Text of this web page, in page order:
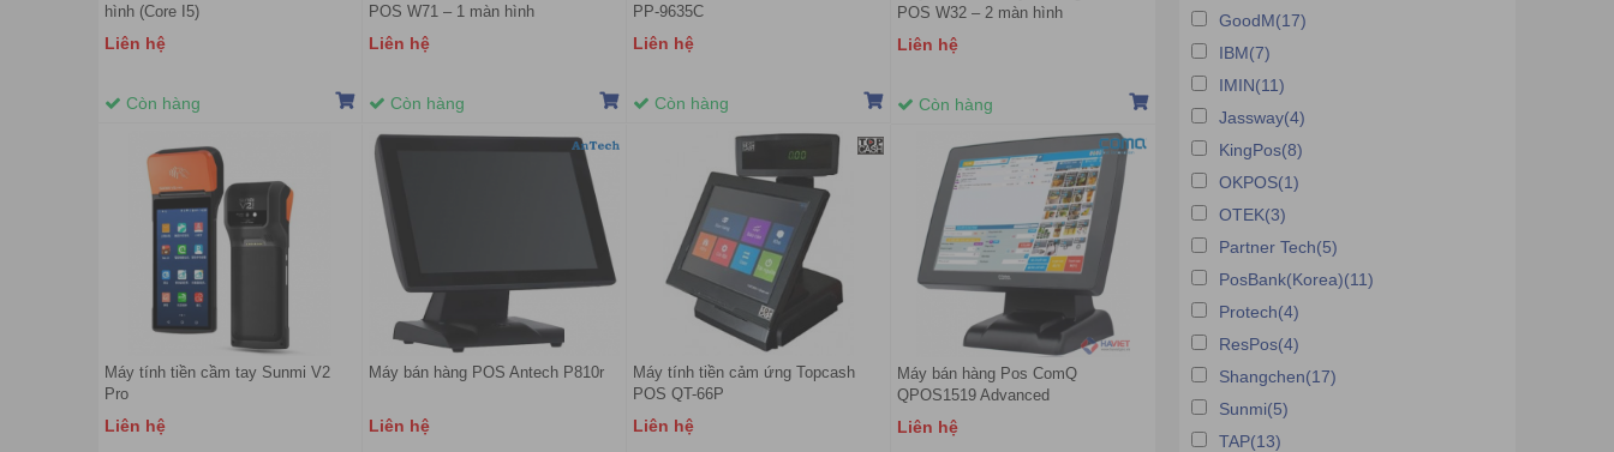
hình (Core I5)
Liên hệ
Còn hàng
POS W71 – 1 màn hình
Liên hệ
Còn hàng
PP-9635C
Liên hệ
Còn hàng
POS W32 – 2 màn hình
Liên hệ
Còn hàng
Máy tính tiền cầm tay Sunmi V2
Pro
Liên hệ
Máy bán hàng POS Antech P810r
Liên hệ
Máy tính tiền cảm ứng Topcash
POS QT-66P
Liên hệ
Máy bán hàng Pos ComQ
QPOS1519 Advanced
Liên hệ
Máy bán hàng POS Protech
Máy bán hàng POS Scangle
Máy Pos bán hàng Bimi
Máy Pos bán hàng Elanda
Máy Pos bán hàng Jassway
Máy bán hàng POS FEC
Máy POS ZKTECO
Máy bán hàng POS Datapos
Máy bán hàng VariosPOS
GoodM(17)
IBM(7)
IMIN(11)
Jassway(4)
KingPos(8)
OKPOS(1)
OTEK(3)
Partner Tech(5)
PosBank(Korea)(11)
Protech(4)
ResPos(4)
Shangchen(17)
Sunmi(5)
TAP(13)